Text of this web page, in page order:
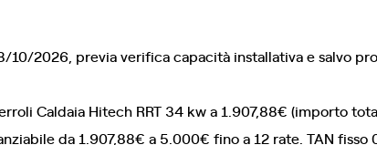
10/2026, previa verifica capacità installativa e salvo
Caldaia Hitech RRT 34 kw a 1.907,88€ (importo
da 1.907,88€ a 5.000€ fino a 12 rate. TAN